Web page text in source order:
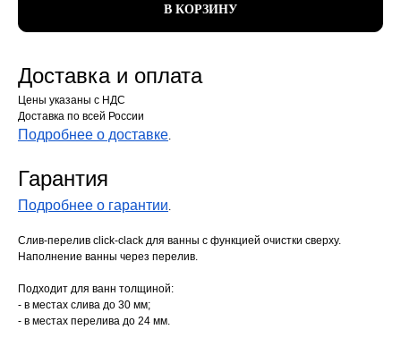
В КОРЗИНУ
Доставка и оплата
Цены указаны с НДС
Доставка по всей России
Подробнее о доставке.
Гарантия
Подробнее о гарантии.
Слив-перелив click-clack для ванны с функцией очистки сверху.
Наполнение ванны через перелив.
Подходит для ванн толщиной:
- в местах слива до 30 мм;
- в местах перелива до 24 мм.